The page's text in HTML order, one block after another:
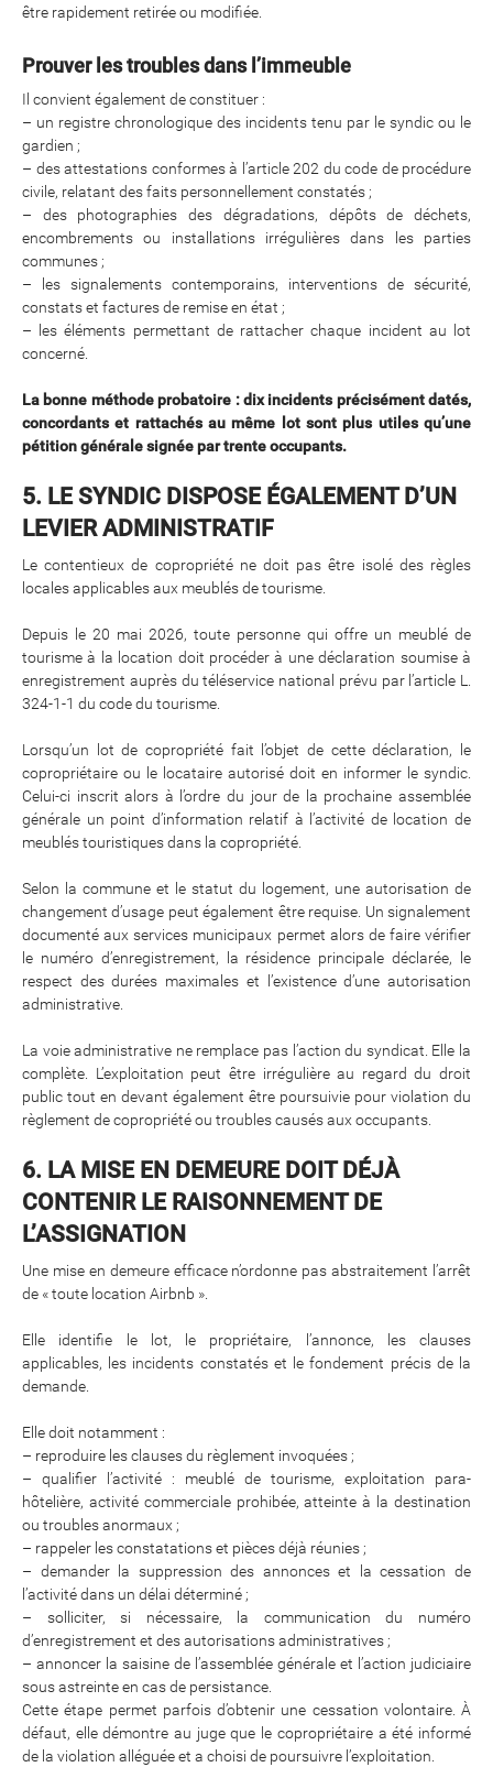
être rapidement retirée ou modifiée.
Prouver les troubles dans l’immeuble
Il convient également de constituer :
– un registre chronologique des incidents tenu par le syndic ou le
gardien ;
– des attestations conformes à l’article 202 du code de procédure
civile, relatant des faits personnellement constatés ;
– des photographies des dégradations, dépôts de déchets,
encombrements ou installations irrégulières dans les parties
communes ;
– les signalements contemporains, interventions de sécurité,
constats et factures de remise en état ;
– les éléments permettant de rattacher chaque incident au lot
concerné.
La bonne méthode probatoire : dix incidents précisément datés,
concordants et rattachés au même lot sont plus utiles qu’une
pétition générale signée par trente occupants.
5. LE SYNDIC DISPOSE ÉGALEMENT D’UN
LEVIER ADMINISTRATIF
Le contentieux de copropriété ne doit pas être isolé des règles
locales applicables aux meublés de tourisme.
Depuis le 20 mai 2026, toute personne qui offre un meublé de
tourisme à la location doit procéder à une déclaration soumise à
enregistrement auprès du téléservice national prévu par l’article L.
324-1-1 du code du tourisme.
Lorsqu’un lot de copropriété fait l’objet de cette déclaration, le
copropriétaire ou le locataire autorisé doit en informer le syndic.
Celui-ci inscrit alors à l’ordre du jour de la prochaine assemblée
générale un point d’information relatif à l’activité de location de
meublés touristiques dans la copropriété.
Selon la commune et le statut du logement, une autorisation de
changement d’usage peut également être requise. Un signalement
documenté aux services municipaux permet alors de faire vérifier
le numéro d’enregistrement, la résidence principale déclarée, le
respect des durées maximales et l’existence d’une autorisation
administrative.
La voie administrative ne remplace pas l’action du syndicat. Elle la
complète. L’exploitation peut être irrégulière au regard du droit
public tout en devant également être poursuivie pour violation du
règlement de copropriété ou troubles causés aux occupants.
6. LA MISE EN DEMEURE DOIT DÉJÀ
CONTENIR LE RAISONNEMENT DE
L’ASSIGNATION
Une mise en demeure efficace n’ordonne pas abstraitement l’arrêt
de « toute location Airbnb ».
Elle identifie le lot, le propriétaire, l’annonce, les clauses
applicables, les incidents constatés et le fondement précis de la
demande.
Elle doit notamment :
– reproduire les clauses du règlement invoquées ;
– qualifier l’activité : meublé de tourisme, exploitation para-
hôtelière, activité commerciale prohibée, atteinte à la destination
ou troubles anormaux ;
– rappeler les constatations et pièces déjà réunies ;
– demander la suppression des annonces et la cessation de
l’activité dans un délai déterminé ;
– solliciter, si nécessaire, la communication du numéro
d’enregistrement et des autorisations administratives ;
– annoncer la saisine de l’assemblée générale et l’action judiciaire
sous astreinte en cas de persistance.
Cette étape permet parfois d’obtenir une cessation volontaire. À
défaut, elle démontre au juge que le copropriétaire a été informé
de la violation alléguée et a choisi de poursuivre l’exploitation.